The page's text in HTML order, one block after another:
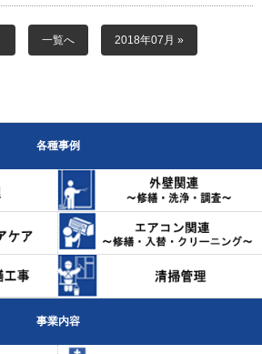
アクセスマップ
一覧へ 2018年07月 »
各種事例
事業内容